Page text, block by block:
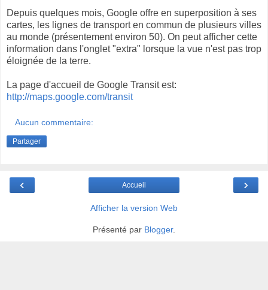
Depuis quelques mois, Google offre en superposition à ses
cartes, les lignes de transport en commun de plusieurs villes
au monde (présentement environ 50). On peut afficher cette
information dans l'onglet "extra" lorsque la vue n'est pas trop
éloignée de la terre.
La page d'accueil de Google Transit est:
http://maps.google.com/transit
Aucun commentaire:
Partager
‹ ›
Accueil
Afficher la version Web
Présenté par Blogger.